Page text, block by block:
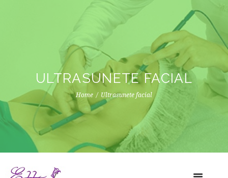
ULTRASUNETE FACIAL
Home Ultrasunete facial